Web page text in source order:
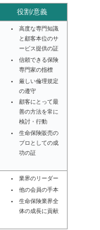
役割/意義
高度な専門知識
と顧客本位のサ
ービス提供の証
信頼できる保険
専門家の指標
厳しい倫理規定
の遵守
顧客にとって最
善の方法を常に
検討・行動
生命保険販売の
プロとしての成
功の証
業界のリーダー
他の会員の手本
生命保険業界全
体の成長に貢献